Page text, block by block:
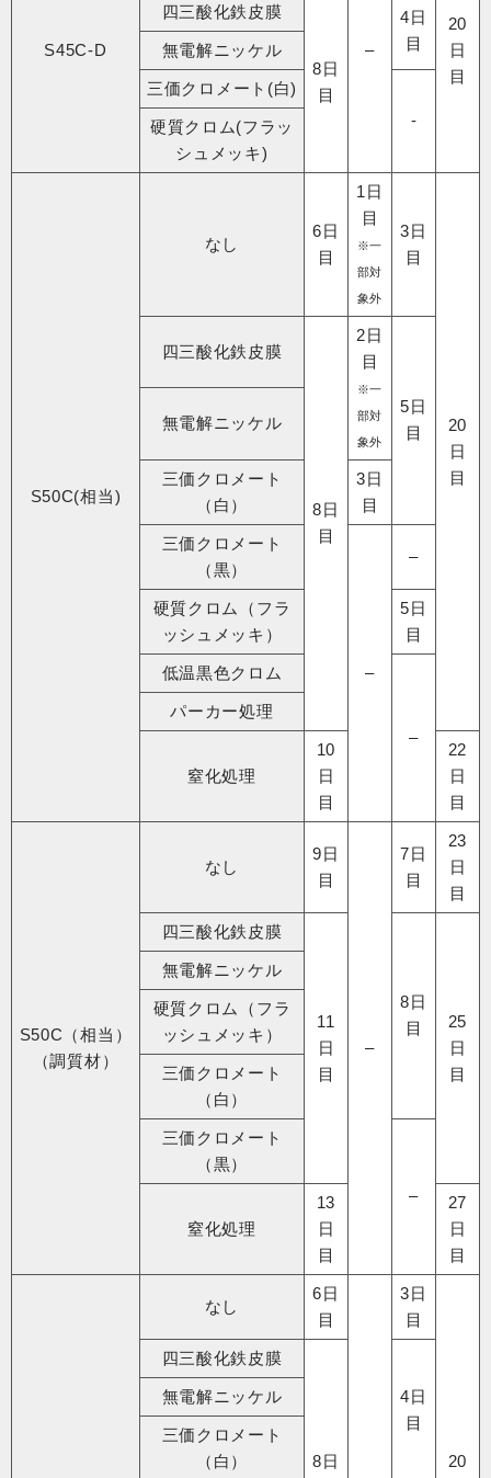
S45C-D –
20
日
目
四三酸化鉄皮膜
8日
目
4日
目
無電解ニッケル
三価クロメート(白)
-
硬質クロム(フラッ
シュメッキ)
S50C(相当)
なし
6日
目
1日
目
※一
部対
象外
3日
目
20
日
目
四三酸化鉄皮膜
8日
目
2日
目
※一
部対
象外
5日
目
無電解ニッケル
三価クロメート
（白）
3日
目
三価クロメート
（黒）
–
–
硬質クロム（フラ
ッシュメッキ）
5日
目
低温黒色クロム
–
パーカー処理
窒化処理
10
日
目
22
日
目
S50C（相当）
（調質材）
なし
9日
目
–
7日
目
23
日
目
四三酸化鉄皮膜
11
日
目
8日
目
25
日
目
無電解ニッケル
硬質クロム（フラ
ッシュメッキ）
三価クロメート
（白）
三価クロメート
（黒）
–
窒化処理
13
日
目
27
日
目
なし
6日
目
3日
目
20
四三酸化鉄皮膜
8日
4日
目
無電解ニッケル
三価クロメート
（白）